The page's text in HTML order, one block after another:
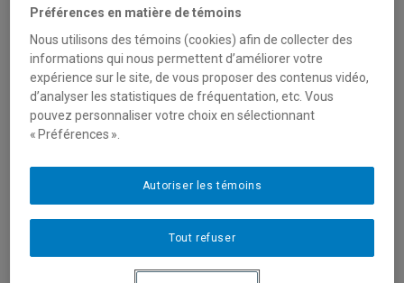
Préférences en matière de témoins
Nous utilisons des témoins (cookies) afin de collecter des
informations qui nous permettent d’améliorer votre
expérience sur le site, de vous proposer des contenus vidéo,
d’analyser les statistiques de fréquentation, etc. Vous
pouvez personnaliser votre choix en sélectionnant
« Préférences ».
Tout refuser
Autoriser les témoins